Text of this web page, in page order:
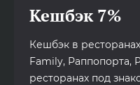
Кешбэк 7%
Кешбэк в
Family, Раппопорта,
ресторанах под